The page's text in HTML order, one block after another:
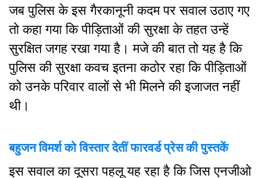
जब पुलिस के इस गैरकानूनी कदम पर सवाल उठाए गए
तो कहा गया कि पीड़िताओं की सुरक्षा के तहत उन्हें
सुरक्षित जगह रखा गया है। मजे की बात तो यह है कि
पुलिस की सुरक्षा कवच इतना कठोर रहा कि पीड़िताओं
को उनके परिवार वालों से भी मिलने की इजाजत नहीं
थी।
बहुजन विमर्श को विस्तार देतीं फारवर्ड प्रेस की पुस्तकें
इस सवाल का दूसरा पहलू यह रहा है कि जिस एनजीओ